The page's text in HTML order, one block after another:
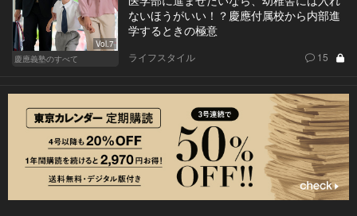
Vol.7
慶應義塾のすべて
ないほうがいい！？慶應付属校から内部進
学するときの極意
ライフスタイル 15